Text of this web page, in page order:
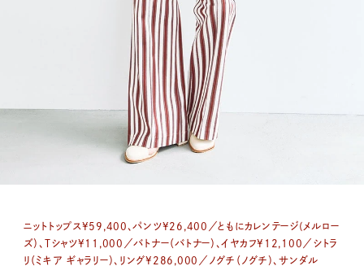
ニットトップス¥59,400、パンツ¥26,400／ともにカレンテージ(メルロー
ズ）、Tシャツ¥11,000／バトナー（バトナー）、イヤカフ¥12,100／シトラ
リ（ミキア ギャラリー）、リング¥286,000／ノグチ（ノグチ）、サンダル